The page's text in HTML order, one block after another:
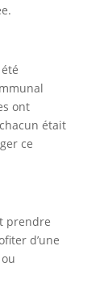
ont
était
ce
prendre
d’une